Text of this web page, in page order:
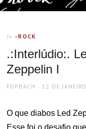
In -ROCK
.:Interlúdio:.
Zeppelin I
AUTHOR
FDPBACH
POSTED
12 DE
O que diabos Led
Esse foi o desafio